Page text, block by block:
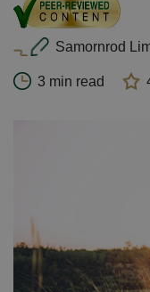
Samornrod
3 min read